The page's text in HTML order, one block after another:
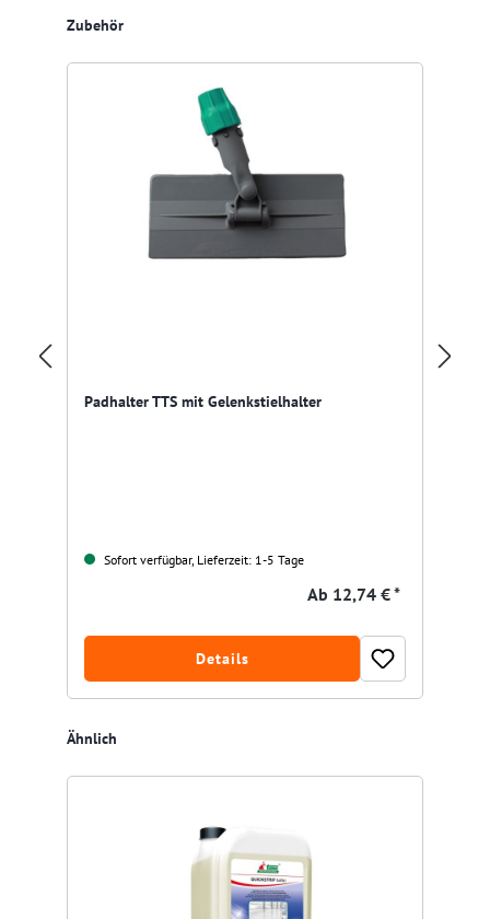
Produktgalerie überspringen
Zubehör
Padhalter TTS mit Gelenkstielhalter
Sofort verfügbar, Lieferzeit: 1-5 Tage
Ab 12,74 € *
Details
Produktgalerie überspringen
Ähnlich